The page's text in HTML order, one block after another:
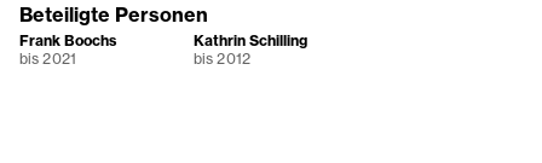
Beteiligte Personen
Frank Boochs
bis 2021
Kathrin Schilling
bis 2012